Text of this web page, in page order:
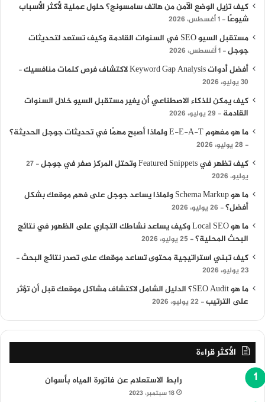
كيف تزيل الوضع الآمن من هاتف سامسونج؟ حلول عملية لأكثر الأسباب
شيوعًا
1 أغسطس، 2026
مستقبل السيو SEO في السنوات القادمة وكيف تستعد لتحديثات
جوجل 1 أغسطس، 2026
أفضل أدوات Keyword Gap Analysis لاكتشاف فرص كلمات منافسيك
30 يوليو، 2026
كيف يمكن للذكاء الاصطناعي أن يغير مستقبل السيو خلال السنوات
القادمة
29 يوليو، 2026
ما هو مفهوم E-E-A-T ولماذا أصبح مهمًا في تحديثات جوجل الحديثة؟
28 يوليو، 2026
كيف تظهر في Featured Snippets وتحتل المركز صفر في جوجل
27
يوليو، 2026
ما هو Schema Markup ولماذا يساعد جوجل على فهم موقعك بشكل
أفضل؟
26 يوليو، 2026
ما هو Local SEO وكيف يساعد نشاطك التجاري على الظهور في نتائج
البحث المحلية؟
25 يوليو، 2026
كيف تبني استراتيجية محتوى تساعد موقعك على تصدر نتائج البحث
23 يوليو، 2026
ما هو SEO Audit؟ الدليل الشامل لاكتشاف مشاكل موقعك قبل أن تؤثر
على الترتيب 22 يوليو، 2026
الأكثر قراءة
رابط الاستعلام عن فاتورة المياه بأسوان
18 سبتمبر، 2023